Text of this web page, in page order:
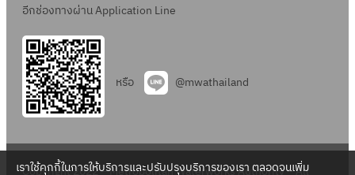
อีกช่องทางผ่าน Application Line
หรือ @mwathailand
เราใช้คุกกี้ในการให้บริการและปรับปรุงบริการของเรา ตลอดจนเพิ่ม